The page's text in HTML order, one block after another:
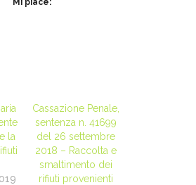
Mi piace:
la
Cassazione Penale,
sentenza n. 41699
del 26 settembre
2018 – Raccolta e
smaltimento dei
rifiuti provenienti